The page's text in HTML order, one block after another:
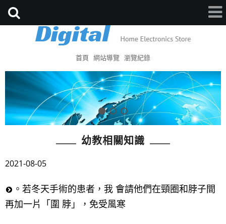
首頁 網站導覽 瀏覽紀錄
幼教相關知識
2021-08-05
。若冬天手術的患者，我 會請他們在頸圈和脖子間
再加一片「圍 脖」，免受風寒